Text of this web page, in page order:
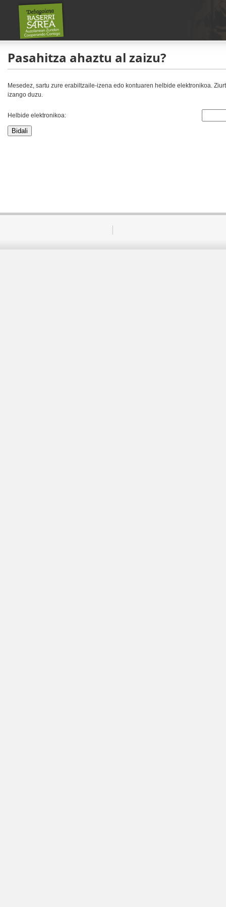
Pasahitza ahaztu al zaizu?
Mesedez, sartu zure erabiltzaile-izena edo kontuaren helbide elektronikoa.
izango duzu.
Helbide elektronikoa:
Bidali